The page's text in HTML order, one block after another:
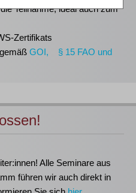
Teilnahme, ideal auch zum
Zertifikats
GOI, § 15 FAO und
Alle Seminare aus
führen wir auch direkt in